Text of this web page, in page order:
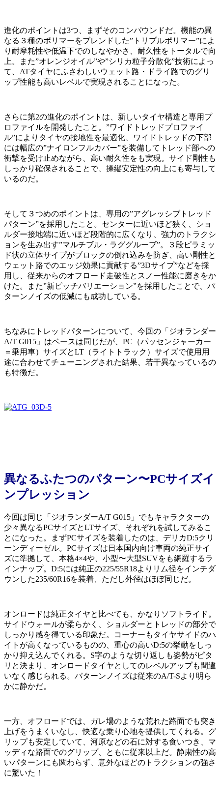
進化のポイントは3つ、まずそのコンパウンドだ。機能の異
なる３種のポリマーをブレンドした”トリプルポリマー”によ
り耐摩耗性や低温下でのしなやかさ、耐久性をトータルで向
上。また”オレンジオイル”や”シリカ粒子分散化”技術によっ
て、ATタイヤにふさわしいウェット路・ドライ路でのグリ
ップ性能も高いレベルで実現されることになった。
さらに第2の進化のポイントは、新しいタイヤ構造と専用プ
ロファイルを開発したこと。”ワイドトレッドプロファイ
ル”によりタイヤの接地性を最適化、ワイドトレッドの下部
には幅広の”ナイロンフルカバー”を装備してトレッド部への
衝撃を受け止めながら、高い耐久性をも実現。サイド剛性も
しっかり確保されることで、操縦安定性の向上にも寄与して
いるのだ。
そして３つめのポイントは、専用の”アグレッシブトレッド
パターン”を採用したこと。センターに近いほど狭く、ショ
ルダー接地端に近いほど段階的に広くなり、強力のトラクシ
ョンを生み出す”マルチブル・ラググルーブ”。３段ピラミッ
ド状の立体サイプがブロックの倒れ込みを防ぎ、高い剛性と
ウェット路でのエッジ効果に貢献する”3Dサイプ”などを採
用し、従来からのオフロード走破性とスノー性能に磨きをか
けた。また”新ピッチバリエーション”を採用したことで、パ
ターンノイズの低減にも成功している。
ちなみにトレッドパターンについて、今回の「ジオランダー
A/T G015」はベースは同じだが、PC（パッセンジャーカー
＝乗用車）サイズとLT（ライトトラック）サイズで使用用
途に合わせてチューニングされた結果、若干異なっているの
も特徴だ。
異なるふたつのパターン〜PCサイズイ
ンプレッション
今回は同じ「ジオランダーA/T G015」でもキャラクターの
少々異なるPCサイズとLTサイズ、それぞれを試してみるこ
とになった。まずPCサイズを装着したのは、デリカD:5クリ
ーンディーゼル。PCサイズは日本国内向け車両の純正サイ
ズに準拠して、本格4×4や、小型〜大型SUVをも網羅するラ
インナップ。D:5には純正の225/55R18よりリム径をインチダ
ウンした235/60R16を装着、ただし外径はほぼ同じだ。
オンロードは純正タイヤと比べても、かなりソフトライド。
サイドウォールが柔らかく、ショルダーとトレッドの部分で
しっかり感を得ている印象だ。コーナーもタイヤサイドのハ
イトが高くなっているものの、重心の高いD:5の挙動をしっ
かり抑え込んでくれる。S字のような切り返しも姿勢がピタ
リと決まり、オンロードタイヤとしてのレベルアップも間違
いなく感じられる。パターンノイズは従来のA/T-Sより明ら
かに静かだ。
一方、オフロードでは、ガレ場のような荒れた路面でも突き
上げをうまくいなし、快適な乗り心地を提供してくれる。グ
リップも安定していて、河原などの石に対する食いつき、マ
ッディな路面でのグリップ、ともに従来以上だ。静粛性の高
いパターンにも関わらず、意外なほどのトラクションの強さ
に驚いた！